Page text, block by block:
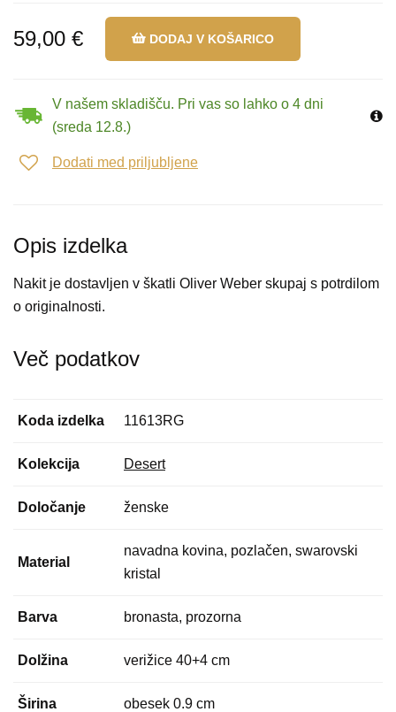
59,00 € DODAJ V KOŠARICO
V našem skladišču. Pri vas so lahko o 4 dni
(sreda 12.8.)
Dodati med priljubljene
Opis izdelka
Nakit je dostavljen v škatli Oliver Weber skupaj s potrdilom
o originalnosti.
Več podatkov
Koda izdelka 11613RG
Kolekcija Desert
Določanje ženske
Material
navadna kovina, pozlačen, swarovski
kristal
Barva bronasta, prozorna
Dolžina verižice 40+4 cm
Širina obesek 0.9 cm